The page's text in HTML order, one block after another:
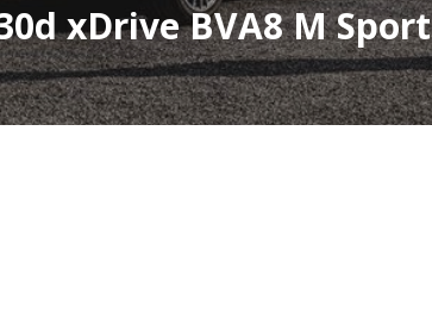
xDrive BVA8 M Sport